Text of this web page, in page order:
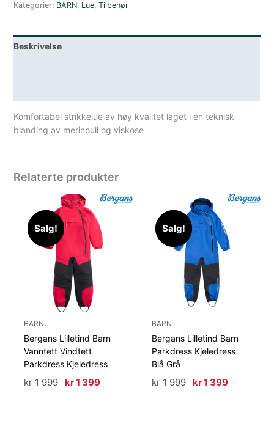
Dark
Green
antall
Kategorier: BARN, Lue,Tilbehør
Beskrivelse
Komfortabel strikkelue av høy kvalitet laget i en teknisk
blanding av merinoull og viskose
Relaterte produkter
Salg!
Salg!
BARN
Bergans Lilletind Barn
Vanntett Vindtett
Parkdress Kjeledress
kr1 999 Opprinnelig
kr1 399Nåværende
Salg!
Salg!
BARN
Bergans Lilletind Barn
Parkdress Kjeledress
Blå Grå
kr1 999 Opprinnelig
kr1 399